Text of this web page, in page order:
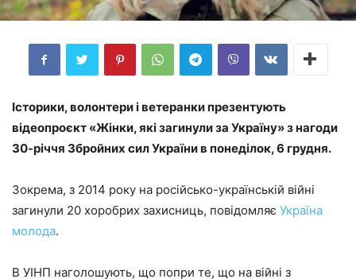
Історики, волонтери і ветеранки презентують
відеопроєкт «Жінки, які загинули за Україну» з нагоди
30-річчя Збройних сил України в понеділок, 6 грудня.
Зокрема, з 2014 року на російсько-українській війні
загинули 20 хоробрих захисниць, повідомляє Україна
молода.
В УІНП наголошують, що попри те, що на війні з